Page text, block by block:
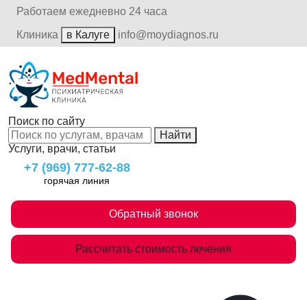
Работаем ежедневно 24 часа
Клиника
в Калуге info@moydiagnos.ru
Поиск по сайту
Найти
Услуги, врачи, статьи
+7 (969) 777-62-88
горячая линия
Обратный звонок
Рассчитать стоимость лечения